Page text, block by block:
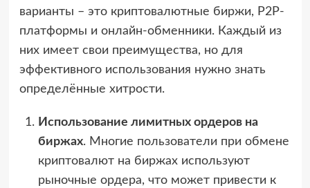
варианты – это криптовалютные биржи, P2P-
платформы и онлайн-обменники. Каждый из
них имеет свои преимущества, но для
эффективного использования нужно знать
определённые хитрости.
Использование лимитных ордеров на
биржах. Многие пользователи при обмене
криптовалют на биржах используют
рыночные ордера, что может привести к